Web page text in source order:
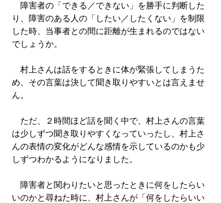
障害者の「できる／できない」を勝手に判断した
り、障害のある人の「したい／したくない」を制限
した時、当事者との間に距離が生まれるのではない
でしょうか。
村上さんは話をするときに体が緊張してしまうた
め、その言葉は決して聞き取りやすいとは言えませ
ん。
ただ、２時間ほど話を聞く中で、村上さんの言葉
は少しずつ聞き取りやすくなっていったし、村上さ
んの表情の変化がどんな感情を示しているのかも少
しずつわかるようになりました。
障害者と関わりたいと思ったときに何をしたらい
いのかと尋ねた時に、村上さんが「何をしたらいい